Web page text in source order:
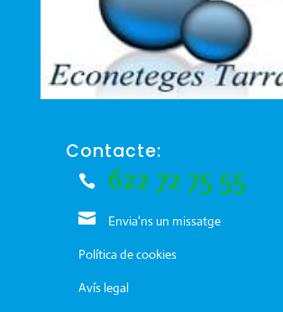
Contacte:
622 72 75 55
Envia'ns un missatge
Política de cookies
Avís legal